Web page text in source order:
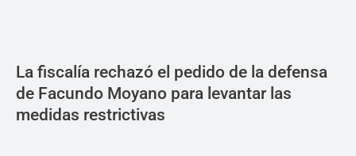
La fiscalía rechazó el pedido de la defensa
de Facundo Moyano para levantar las
medidas restrictivas